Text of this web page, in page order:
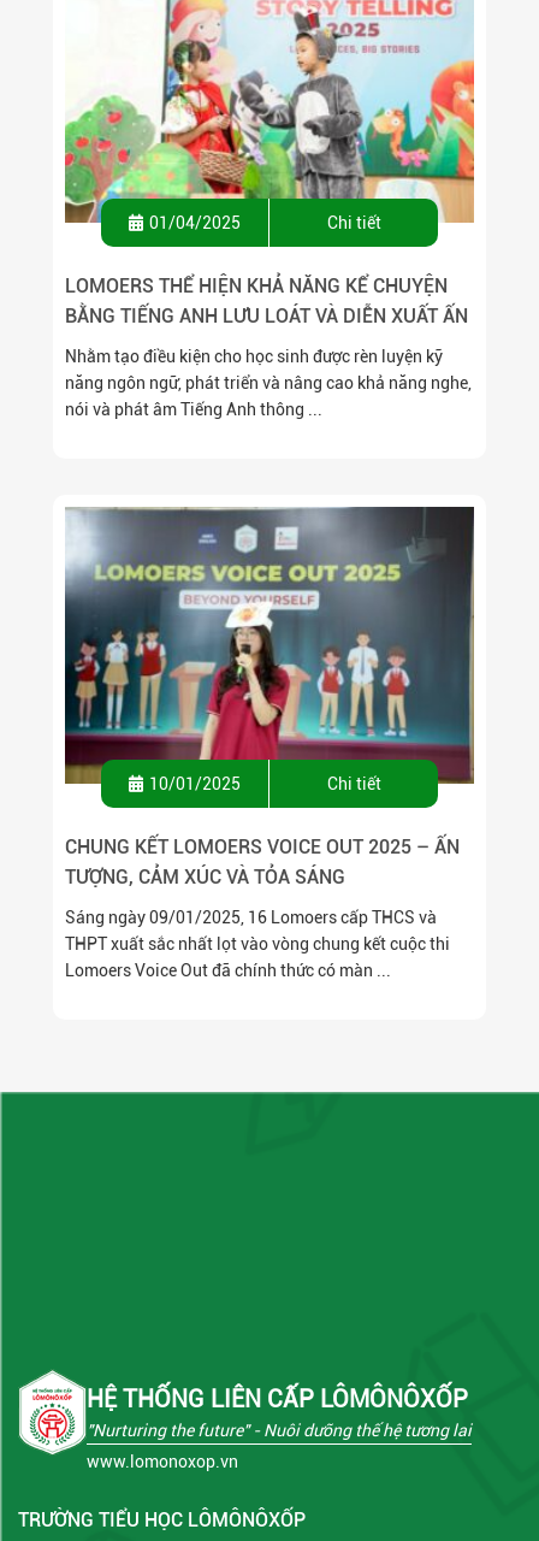
01/04/2025 Chi tiết
LOMOERS THỂ HIỆN KHẢ NĂNG KỂ CHUYỆN
BẰNG TIẾNG ANH LƯU LOÁT VÀ DIỄN XUẤT ẤN
TƯỢNG TẠI CHUNG KẾT CUỘC THI
“LOMONOSOV STORY TELLING”
Nhằm tạo điều kiện cho học sinh được rèn luyện kỹ
năng ngôn ngữ, phát triển và nâng cao khả năng nghe,
nói và phát âm Tiếng Anh thông ...
10/01/2025 Chi tiết
CHUNG KẾT LOMOERS VOICE OUT 2025 – ẤN
TƯỢNG, CẢM XÚC VÀ TỎA SÁNG
Sáng ngày 09/01/2025, 16 Lomoers cấp THCS và
THPT xuất sắc nhất lọt vào vòng chung kết cuộc thi
Lomoers Voice Out đã chính thức có màn ...
HỆ THỐNG LIÊN CẤP LÔMÔNÔXỐP
"Nurturing the future"- Nuôi dưỡng thế hệ tương lai
www.lomonoxop.vn
TRƯỜNG TIỂU HỌC LÔMÔNÔXỐP